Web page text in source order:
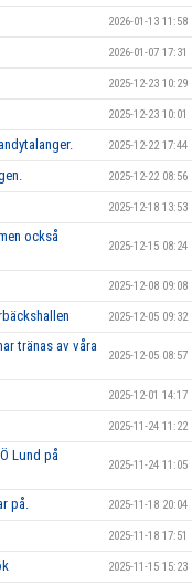
2026-01-13 11:58
2026-01-07 17:31
2025-12-23 10:29
2025-12-23 10:01
2025-12-22 17:44
2025-12-22 08:56
2025-12-18 13:53
också
2025-12-15 08:24
2025-12-08 09:08
2025-12-05 09:32
tränas av våra
2025-12-05 08:57
2025-12-01 14:17
2025-11-24 11:22
Lund på
2025-11-24 11:05
på. 2025-11-18 20:04
2025-11-18 17:51
2025-11-15 15:23